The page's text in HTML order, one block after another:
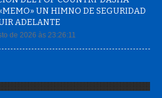
UN HIMNO DE SEGURIDAD
ADELANTE
de 2026 às 23:26:11